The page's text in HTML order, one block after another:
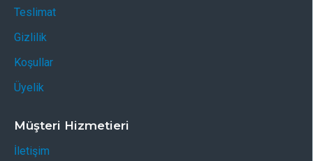
Teslimat
Gizlilik
Koşullar
Üyelik
Müşteri Hizmetieri
İletişim